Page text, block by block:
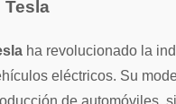
Tesla
ha revolucionado la
eléctricos. Su
de automóviles,